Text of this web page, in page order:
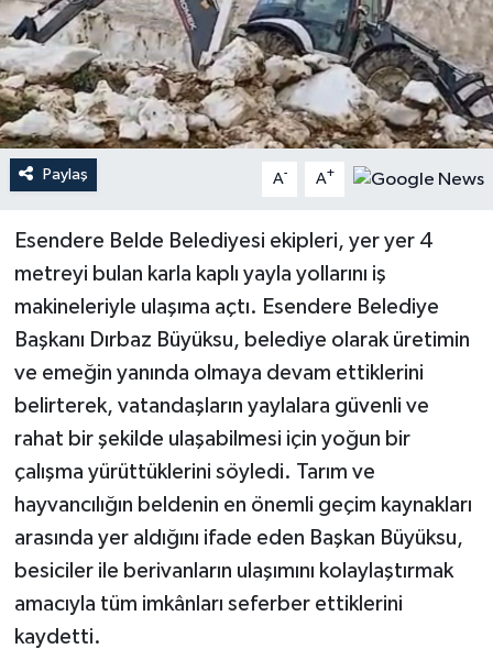
Paylaş A- A+
Esendere Belde Belediyesi ekipleri, yer yer 4
metreyi bulan karla kaplı yayla yollarını iş
makineleriyle ulaşıma açtı. Esendere Belediye
Başkanı Dırbaz Büyüksu, belediye olarak üretimin
ve emeğin yanında olmaya devam ettiklerini
belirterek, vatandaşların yaylalara güvenli ve
rahat bir şekilde ulaşabilmesi için yoğun bir
çalışma yürüttüklerini söyledi. Tarım ve
hayvancılığın beldenin en önemli geçim kaynakları
arasında yer aldığını ifade eden Başkan Büyüksu,
besiciler ile berivanların ulaşımını kolaylaştırmak
amacıyla tüm imkânları seferber ettiklerini
kaydetti.
Özel Haber
Politika
Resmi İlan
Sağlık
Spor
Sürmanşet
Teknoloji
Yaşam